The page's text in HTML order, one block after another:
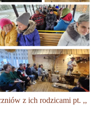
z ich rodzicami pt. ,,